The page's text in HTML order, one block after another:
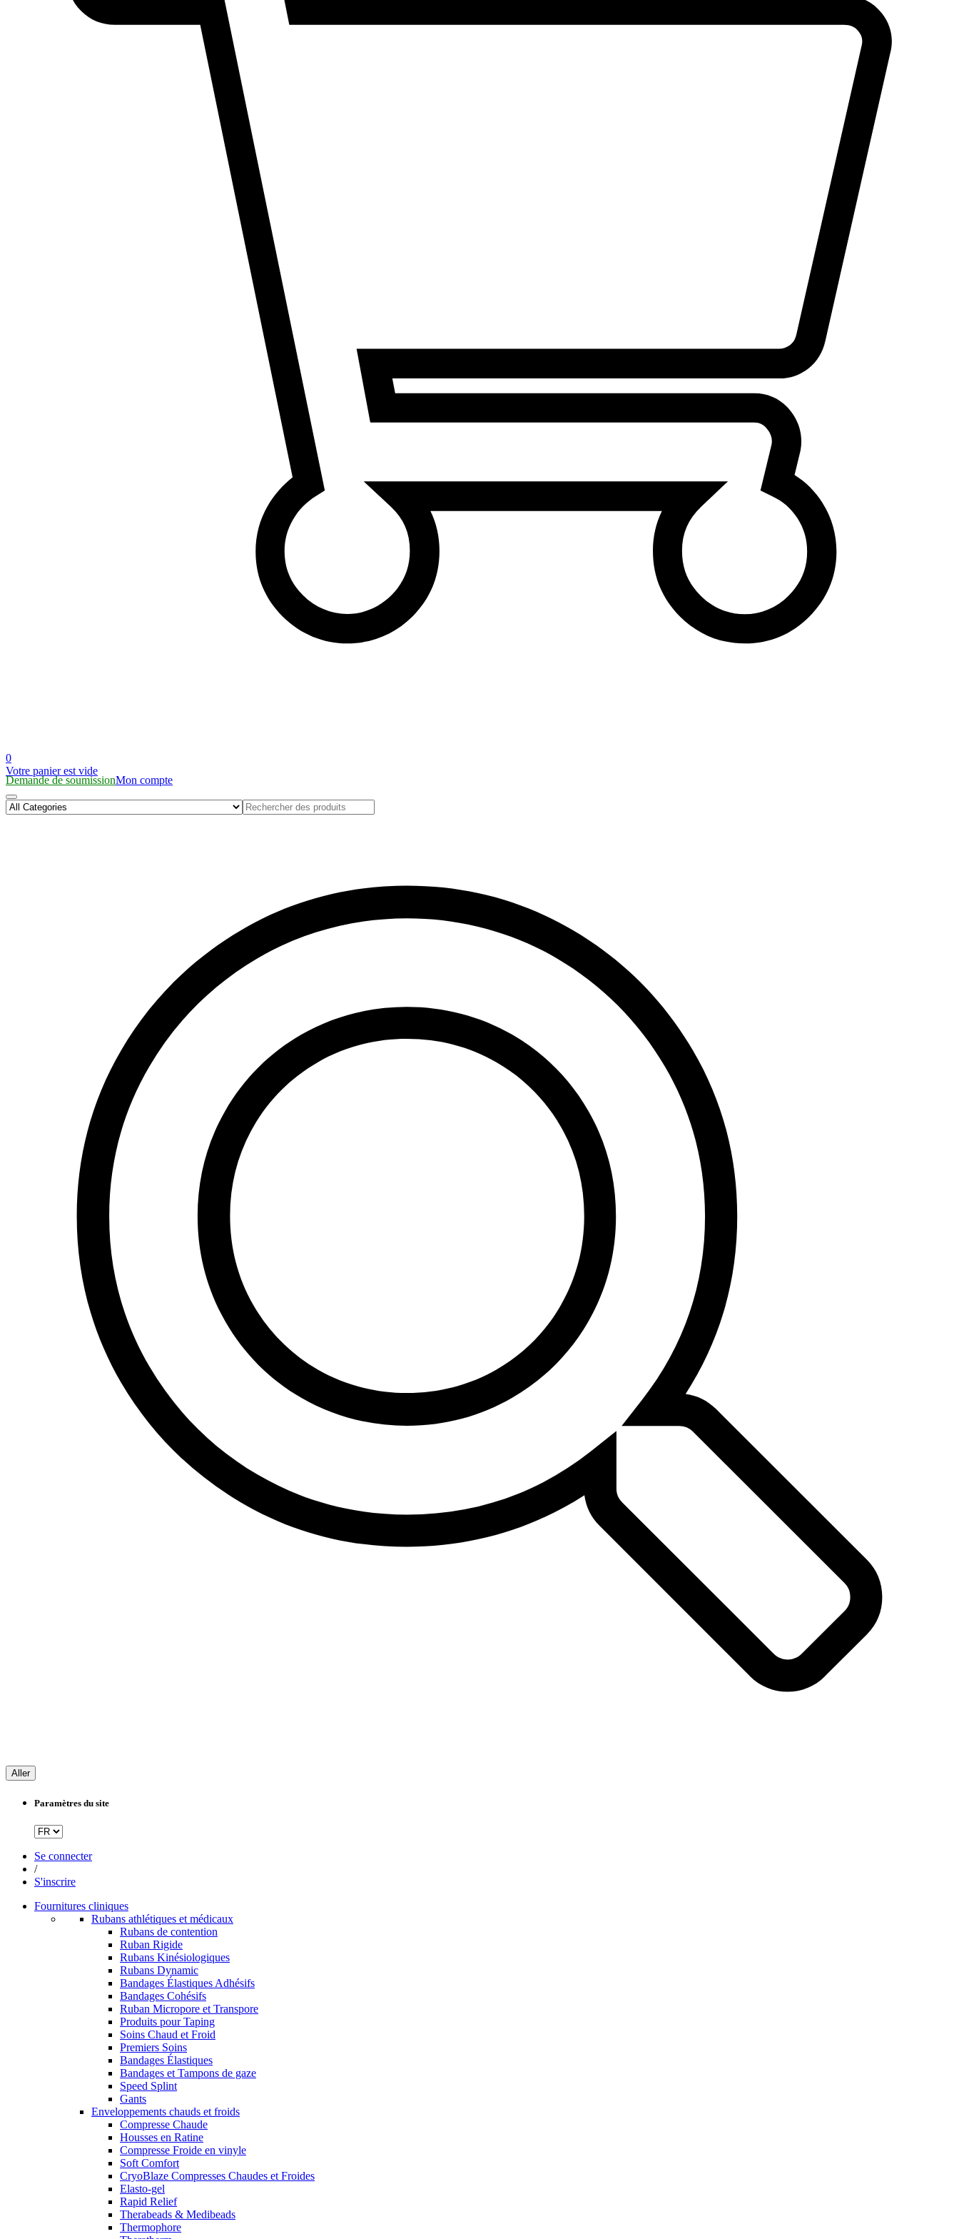
0
Votre panier est vide
Demande de soumissionMon compte
Aller
Paramètres du site
Se connecter
/
S'inscrire
Fournitures cliniques
Rubans athlétiques et médicaux
Rubans de contention
Ruban Rigide
Rubans Kinésiologiques
Rubans Dynamic
Bandages Élastiques Adhésifs
Bandages Cohésifs
Ruban Micropore et Transpore
Produits pour Taping
Soins Chaud et Froid
Premiers Soins
Bandages Élastiques
Bandages et Tampons de gaze
Speed Splint
Gants
Enveloppements chauds et froids
Compresse Chaude
Housses en Ratine
Compresse Froide en vinyle
Soft Comfort
CryoBlaze Compresses Chaudes et Froides
Elasto-gel
Rapid Relief
Therabeads & Medibeads
Thermophore